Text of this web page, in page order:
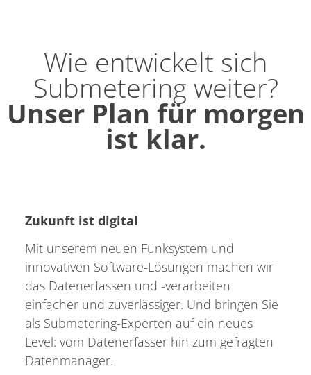
Wie entwickelt sich
Submetering weiter?
Unser Plan für morgen
ist klar.
Zukunft ist digital
Mit unserem neuen Funksystem und
innovativen Software-Lösungen machen wir
das Datenerfassen und -verarbeiten
einfacher und zuverlässiger. Und bringen Sie
als Submetering-Experten auf ein neues
Level: vom Datenerfasser hin zum gefragten
Datenmanager.